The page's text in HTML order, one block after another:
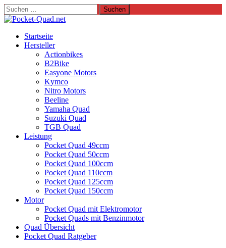
Suchen
nach:
Startseite
Hersteller
Actionbikes
B2Bike
Easyone Motors
Kymco
Nitro Motors
Beeline
Yamaha Quad
Suzuki Quad
TGB Quad
Leistung
Pocket Quad 49ccm
Pocket Quad 50ccm
Pocket Quad 100ccm
Pocket Quad 110ccm
Pocket Quad 125ccm
Pocket Quad 150ccm
Motor
Pocket Quad mit Elektromotor
Pocket Quads mit Benzinmotor
Quad Übersicht
Pocket Quad Ratgeber